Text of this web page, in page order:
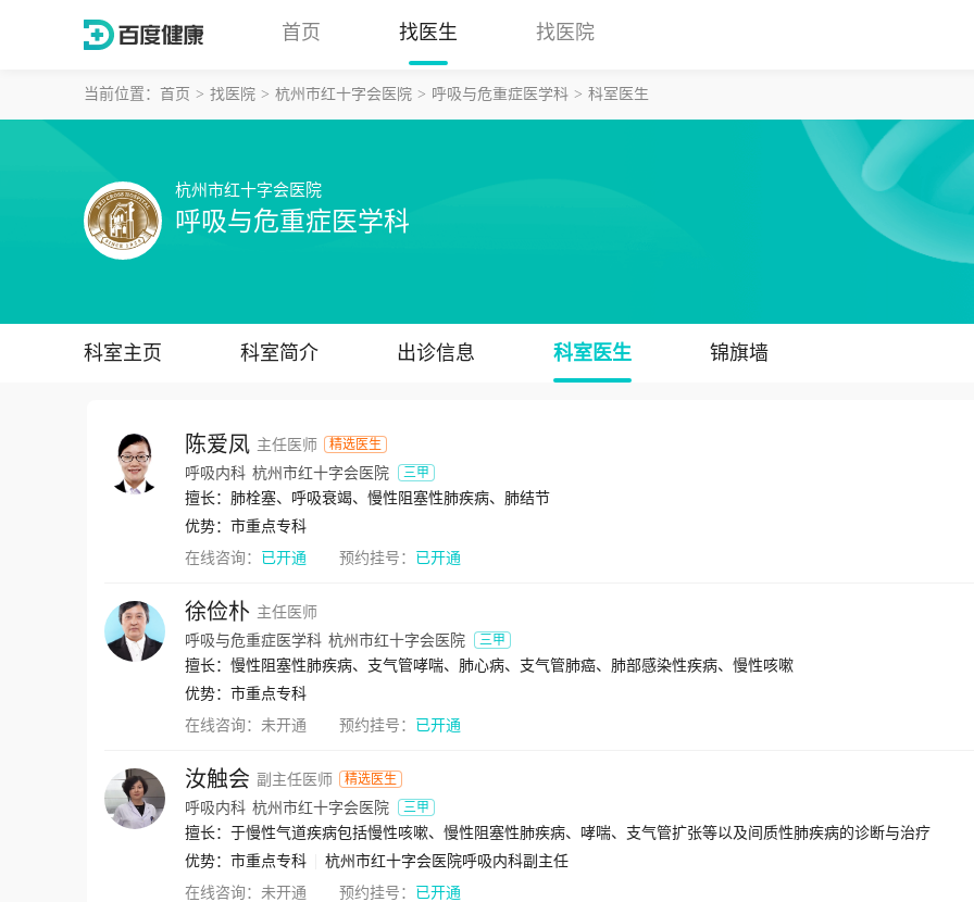
首页 找医生 找医院
当前位置： 首页 找医院 杭州市红十字会医院 呼吸与危重症医学科 科室医生
杭州市红十字会医院
呼吸与危重症医学科
科室主页 科室简介 出诊信息 科室医生 锦旗墙
陈爱凤 主任医师 精选医生
呼吸内科 杭州市红十字会医院 三甲
擅长：肺栓塞、呼吸衰竭、慢性阻塞性肺疾病、肺结节
优势： 市重点专科
在线咨询： 已开通 预约挂号： 已开通
徐俭朴 主任医师
呼吸与危重症医学科 杭州市红十字会医院 三甲
擅长：慢性阻塞性肺疾病、支气管哮喘、肺心病、支气管肺癌、肺部感染性疾病、慢性咳嗽
优势： 市重点专科
在线咨询： 未开通 预约挂号： 已开通
汝触会 副主任医师 精选医生
呼吸内科 杭州市红十字会医院 三甲
擅长：于慢性气道疾病包括慢性咳嗽、慢性阻塞性肺疾病、哮喘、支气管扩张等以及间质性肺疾病的诊断与治疗
优势： 市重点专科
杭州市红十字会医院呼吸内科副主任
在线咨询： 未开通 预约挂号： 已开通